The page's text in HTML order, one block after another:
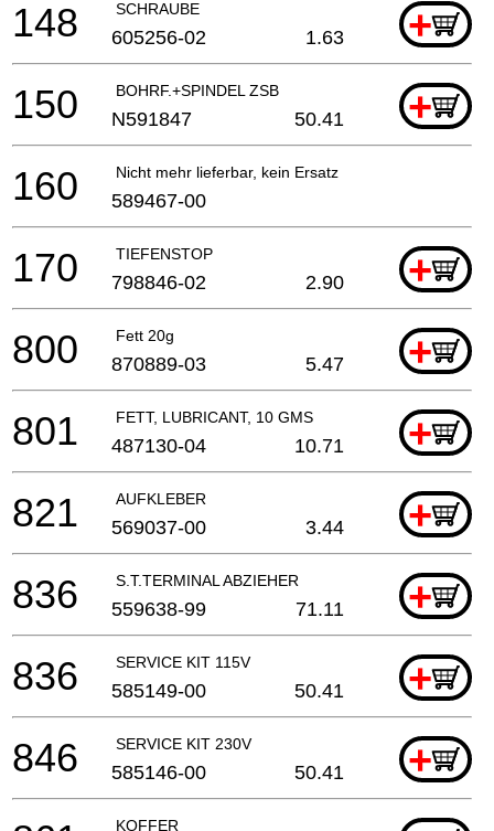
SCHRAUBE +
148 605256-02 1.63
BOHRF.+SPINDEL ZSB +
150 N591847 50.41
Nicht mehr lieferbar, kein Ersatz
160 589467-00
TIEFENSTOP +
170 798846-02 2.90
Fett 20g +
800 870889-03 5.47
FETT, LUBRICANT, 10 GMS +
801 487130-04 10.71
AUFKLEBER +
821 569037-00 3.44
S.T.TERMINAL ABZIEHER +
836 559638-99 71.11
SERVICE KIT 115V +
836 585149-00 50.41
SERVICE KIT 230V +
846 585146-00 50.41
KOFFER